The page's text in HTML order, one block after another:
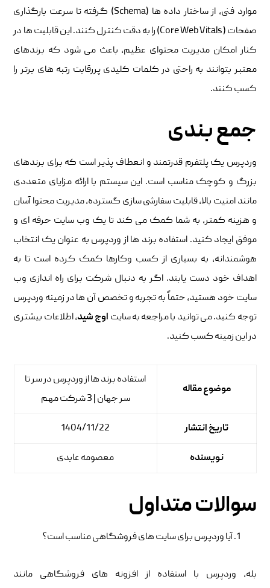
موارد فنی، از ساختار داده ها (Schema) گرفته تا سرعت بارگذاری
صفحات (Core Web Vitals) را به دقت کنترل کنند. این قابلیت ها در
کنار امکان مدیریت محتوای عظیم، باعث می شود که برندهای
معتبر بتوانند به راحتی در کلمات کلیدی پررقابت رتبه های برتر را
کسب کنند.
جمع بندی
وردپرس یک پلتفرم قدرتمند و انعطاف پذیر است که برای برندهای
بزرگ و کوچک مناسب است. این سیستم با ارائه مزایای متعددی
مانند امنیت بالا، قابلیت سفارشی سازی گسترده، مدیریت محتوا آسان
و هزینه کمتر، به شما کمک می کند تا یک وب سایت حرفه ای و
موفق ایجاد کنید. استفاده برند ها از وردپرس به عنوان یک انتخاب
هوشمندانه، به بسیاری از کسب وکارها کمک کرده است تا به
اهداف خود دست یابند. اگر به دنبال شرکت برای راه اندازی وب
سایت خود هستید، حتماً به تجربه و تخصص آن ها در زمینه وردپرس
توجه کنید. می توانید با مراجعه به سایت اوج شید، اطلاعات بیشتری
در این زمینه کسب کنید.
موضوع مقاله
استفاده برند ها از وردپرس در سر تا
سر جهان | 3 شرکت مهم
تاریخ انتشار 1404/11/22
نویسنده معصومه عابدی
سوالات متداول
آیا وردپرس برای سایت های فروشگاهی مناسب است؟
بله، وردپرس با استفاده از افزونه های فروشگاهی مانند